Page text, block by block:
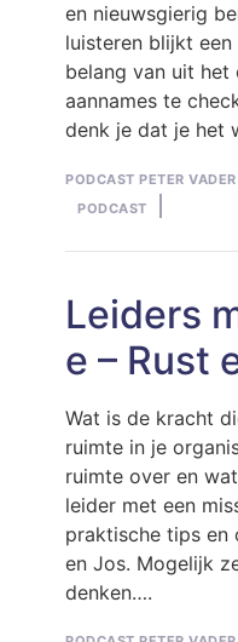
en nieuwsgierig
luisteren blijkt
belang van uit
aannames te
denk je dat je het
Posted
by
PODCAST PETER VADER
PODCAST
Leiders
e – Rust
Wat is de kracht
ruimte in je
ruimte over en
leider met een
praktische tips en
en Jos. Mogelijk
denken….
Posted